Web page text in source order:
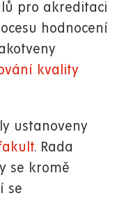
pro akreditaci
hodnocení
kvality
ustanoveny
. Rada
se kromě
se